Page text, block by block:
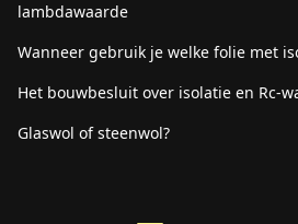
lambdawaarde
Wanneer gebruik je welke folie met
Het bouwbesluit over isolatie en Rc-
Glaswol of steenwol?